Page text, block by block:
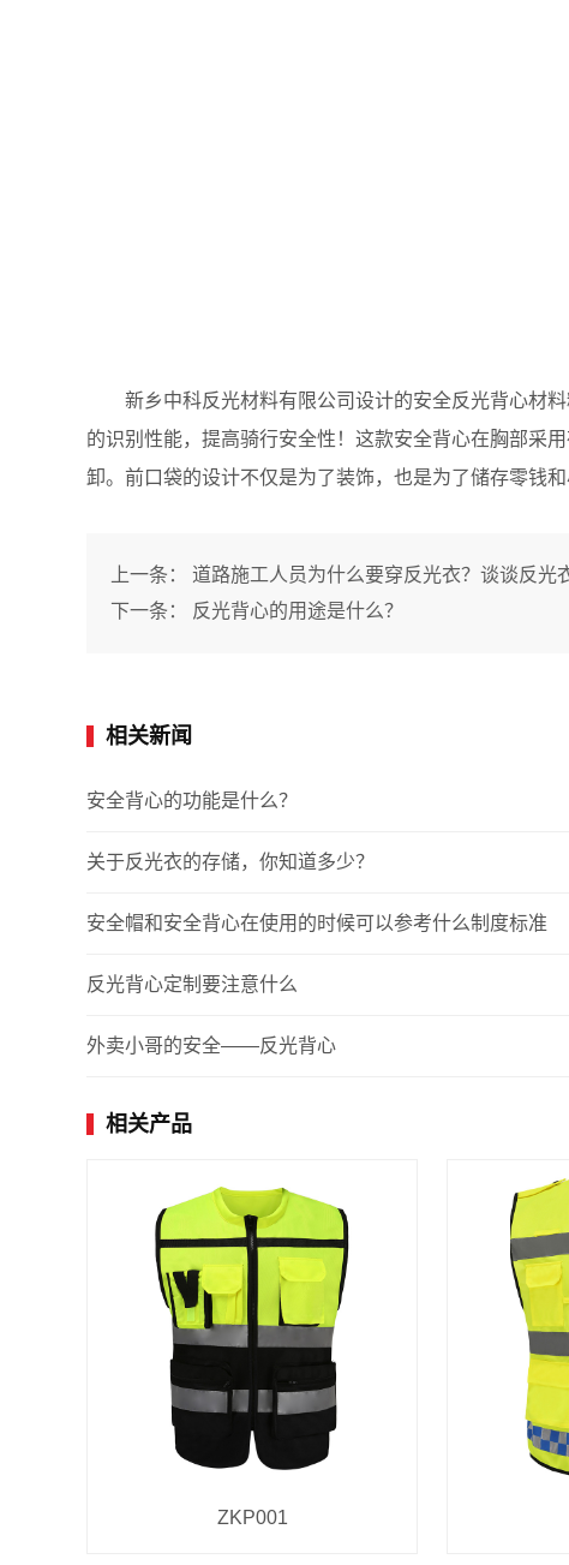
新乡中科反光材料有限公司设计的安全反光背心材料
的识别性能，提高骑行安全性！这款安全背心在胸部采
卸。前口袋的设计不仅是为了装饰，也是为了储存零钱
上一条： 道路施工人员为什么要穿反光衣？谈谈反光
下一条：
反光背心的用途是什么？
相关新闻
安全背心的功能是什么？
关于反光衣的存储，你知道多少？
安全帽和安全背心在使用的时候可以参考什么制度标准
反光背心定制要注意什么
外卖小哥的安全——反光背心
相关产品
ZKP001